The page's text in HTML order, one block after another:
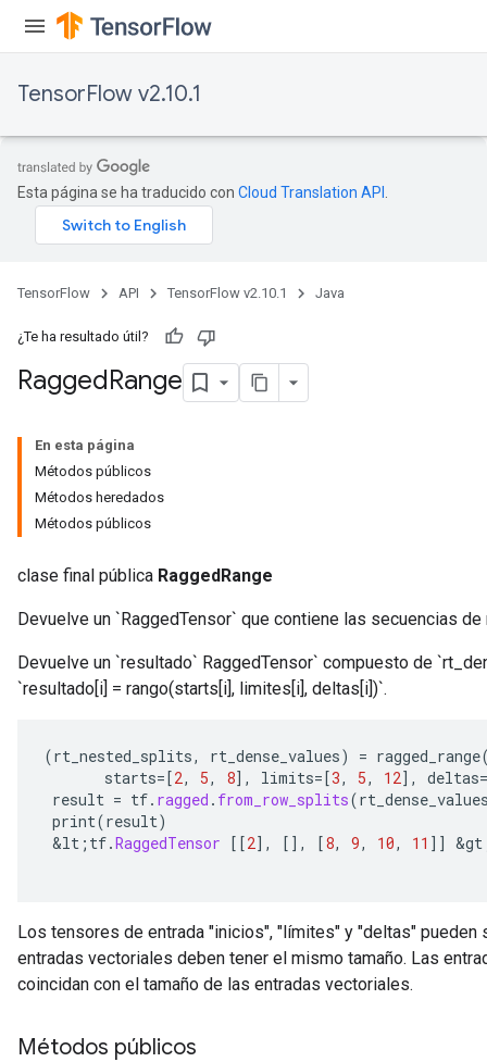
TensorFlow v2.10.1
Esta página se ha traducido con Cloud Translation API
TensorFlow API TensorFlow v2.10.1 Java
¿Te ha resultado útil?
RaggedRange
En esta página
Métodos públicos
Métodos heredados
Métodos públicos
clase final pública RaggedRange
Devuelve un `RaggedTensor` que contiene las secuencias
Devuelve un `resultado` RaggedTensor` compuesto de
`resultado[i] = rango(starts[i], limites[i], deltas[i])`.
(rt_nested_splits, rt_dense_values) = ragged_range
starts=[2, 5, 8] , limits=[3, 5, 12] , deltas=
result = tf. ragged . from_row_splits(
print(result)
&lt ; tf.RaggedTensor [[2] , [] , [8, 9, 10, 11 ]] &gt
Los tensores de entrada "inicios", "límites" y "deltas"
entradas vectoriales deben tener el mismo tamaño. Las
coincidan con el tamaño de las entradas vectoriales.
Métodos públicos